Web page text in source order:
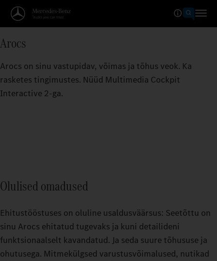
Arocs
Arocs on sinu vastupidav, võimas ja tõhus veok. Ka
rasketes tingimustes. Nüüd Multimedia Cockpit
Interactive 2-ga.
Olulised omadused
Ehitustööstuses on oluline usaldusväärsus: Seetõttu on
sinu Arocs ehitatud tugevaks ja kuni detailideni
funktsionaalselt kavandatud. Ja seda suure tõhususe ja
ohutusega. Mitmekülgsed varustusvõimalused, nutikad